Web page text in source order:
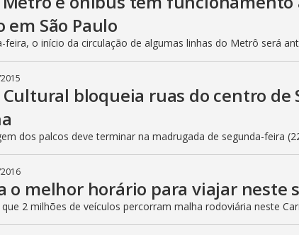
em São Paulo
feira, o início da circulação de algumas linhas do Metrô será
bloqueia ruas do centro de
dos palcos deve terminar na madrugada de segunda-feira
o melhor horário para viajar neste
2 milhões de veículos percorram malha rodoviária neste